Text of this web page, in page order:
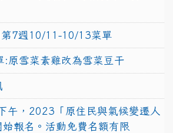
7週10/11-10/13菜單
:原雪菜素雞改為雪菜豆干
午，2023「原住民與氣候變遷人
報名。活動免費名額有限